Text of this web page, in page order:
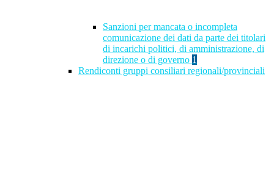
Sanzioni per mancata o incompleta
comunicazione dei dati da parte dei titolari
di incarichi politici, di amministrazione, di
direzione o di governo 1
Rendiconti gruppi consiliari regionali/provinciali